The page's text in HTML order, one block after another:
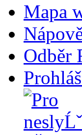
Mapa
Odběr